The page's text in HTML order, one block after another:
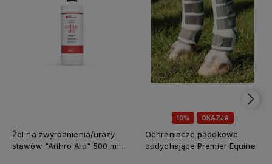
Żel na zwyrodnienia/urazy
stawów "Arthro Aid" 500 ml
10% OKAZJA
Ochraniacze padokowe
oddychające Premier Equine